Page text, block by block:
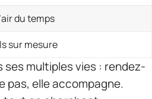
du temps
sur mesure
multiples vies : rendez-
pas, elle accompagne.